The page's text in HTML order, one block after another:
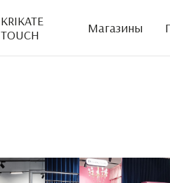
KRIKATE
TOUCH
Магазины